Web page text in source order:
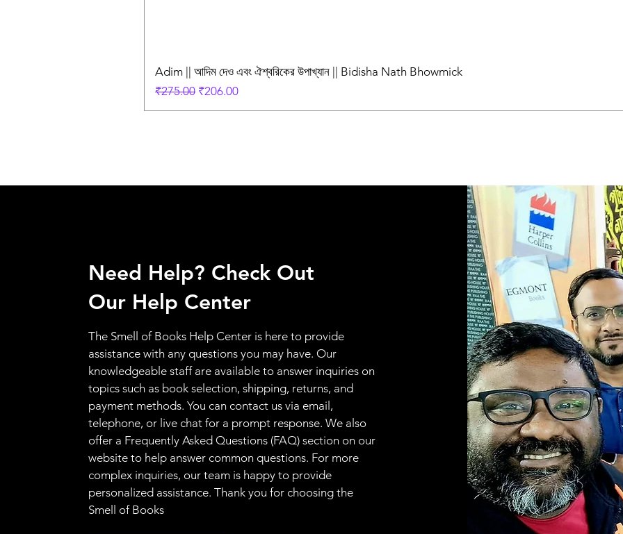
Adim || আদিম দেও এবং ঐশ্বরিকের উপাখ্যান || Bidisha Nath Bhowmick
Regular Price
₹275.00 Sale Price
₹206.00
Need Help? Check Out
Our Help Center
The Smell of Books Help Center is here to provide
assistance with any questions you may have. Our
knowledgeable staff are available to answer inquiries on
topics such as book selection, shipping, returns, and
payment methods. You can contact us via email,
telephone, or live chat for a prompt response. We also
offer a Frequently Asked Questions (FAQ) section on our
website to help answer common questions. For more
complex inquiries, our team is happy to provide
personalized assistance. Thank you for choosing the
Smell of Books